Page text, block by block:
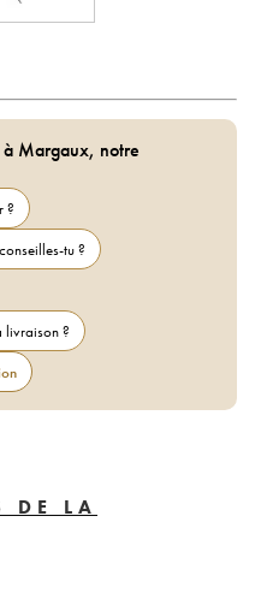
à Margaux, notre
?
tu ?
livraison ?
DE LA